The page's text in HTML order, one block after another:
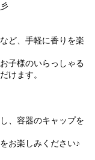
ど、手軽に香りを楽
子様のいらっしゃる
けます。
、容器のキャップを
お楽しみください♪